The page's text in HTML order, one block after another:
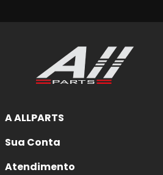
A ALLPARTS
Sua Conta
Atendimento